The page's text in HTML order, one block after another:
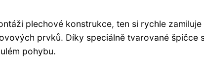
plechové konstrukce, ten si rychle zamiluje
prvků. Díky speciálně tvarované
pohybu.